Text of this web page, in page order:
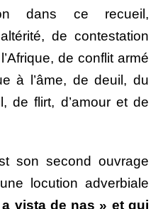
dans ce recueil,
de contestation
de conflit armé
à l’âme, de deuil, du
de flirt, d’amour et de
son second ouvrage
locution adverbiale
a vista de nas » et qui